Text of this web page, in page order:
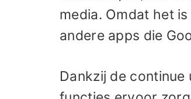
media. Omdat het
andere apps die
Dankzij de